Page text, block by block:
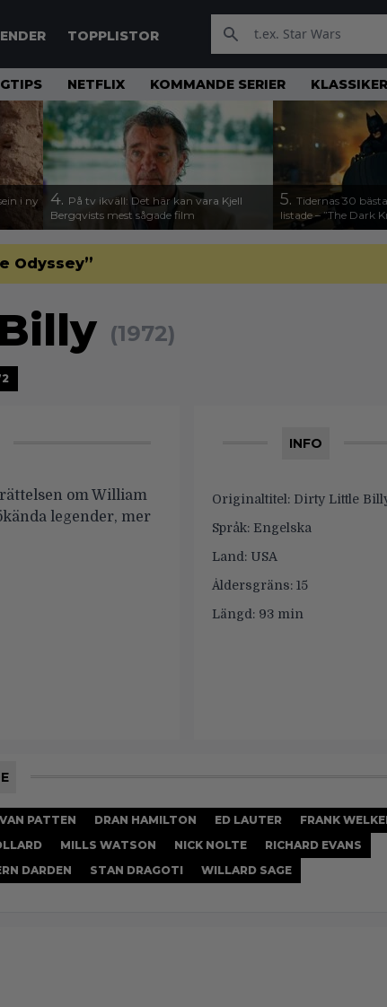
TOPPLISTOR
NETFLIX KOMMANDE SERIER KLASSIKER
i ny
4. På tv ikväll: Det här kan vara Kjell
Bergqvists mest sågade film
5. Tidernas 30
listade – ”The Dark
Odyssey”
(1972)
om William
legender, mer
INFO
Originaltitel: Dirty Little
Språk: Engelska
Land: USA
Åldersgräns: 15
Längd: 93 min
PATTEN DRAN HAMILTON ED LAUTER
FRANK
MILLS WATSON NICK NOLTE
RICHARD EVANS
DARDEN STAN DRAGOTI WILLARD SAGE